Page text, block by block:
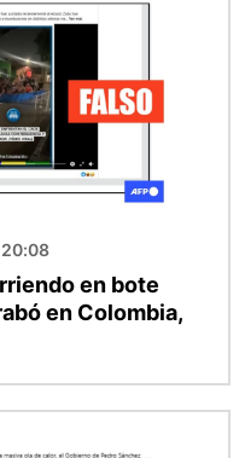
en bote
en Colombia,